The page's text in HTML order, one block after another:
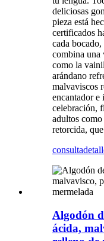
deliciosas
pieza está
certificados
cada
combina una
como la
arándano
malvaviscos
encantador e
celebración,
adultos
retorcida,
consulta
Algodón
ácida,